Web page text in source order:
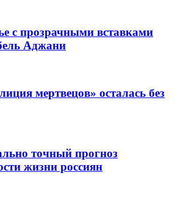
с прозрачными вставками
Аджани
мертвецов» осталась без
точный прогноз
жизни россиян